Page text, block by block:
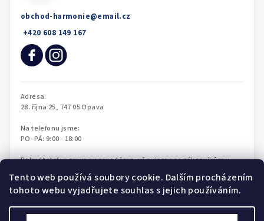
Tento web používá soubory cookie. Dalším procházením
tohoto webu vyjadřujete souhlas s jejich používáním.
obchod-harmonie@email.cz